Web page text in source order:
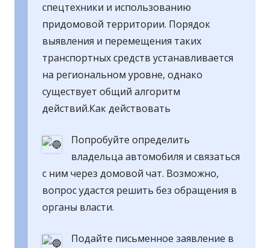
спецтехники и использованию
придомовой территории. Порядок
выявления и перемещения таких
транспортных средств устанавливается
на региональном уровне, однако
существует общий алгоритм
действий.Как действовать
Попробуйте определить
владельца автомобиля и связаться
с ним через домовой чат. Возможно,
вопрос удастся решить без обращения в
органы власти.
Подайте письменное заявление в